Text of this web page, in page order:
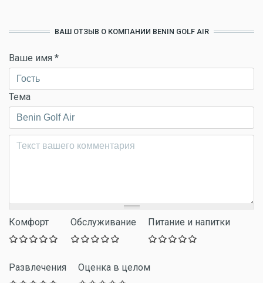
ВАШ ОТЗЫВ О КОМПАНИИ BENIN GOLF AIR
Ваше имя *
Тема
Комментарий*
Комфорт Обслуживание Питание и напитки
Развлечения Оценка в целом